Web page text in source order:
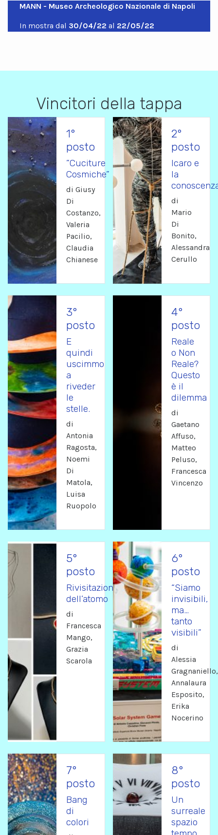
MANN - Museo Archeologico Nazionale di Napoli
In mostra dal 30/04/22 al 22/05/22
Vincitori della tappa
1°
posto
”Cuciture
Cosmiche”
di Giusy
Di
Costanzo,
Valeria
Pacilio,
Claudia
Chianese
2°
posto
Icaro e
la
di
Mario
Di
Bonito,
Alessandra
Cerullo
3°
posto
E
quindi
uscimmo
a
riveder
le
stelle.
di
Antonia
Ragosta,
Noemi
Di
Matola,
Luisa
Ruopolo
4°
posto
Reale
o Non
Reale?
Questo
è il
dilemma
di
Gaetano
Affuso,
Matteo
Peluso,
Francesca
Vincenzo
5°
posto
Rivisitazione
dell’atomo
di
Francesca
Mango,
Grazia
Scarola
6°
posto
“Siamo
invisibili,
ma…
tanto
visibili”
di
Alessia
Gragnaniello,
Annalaura
Esposito,
Erika
Nocerino
7°
posto
Bang
di
colori
8°
posto
Un
surreale
spazio